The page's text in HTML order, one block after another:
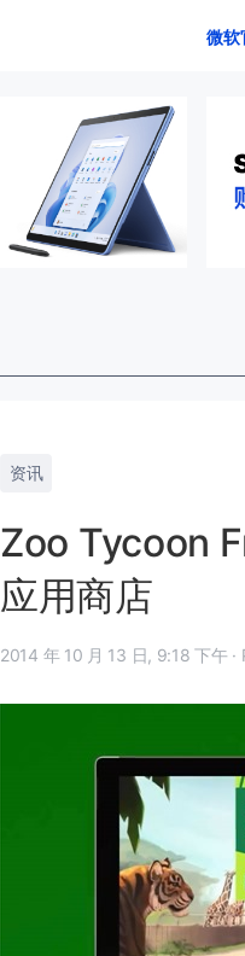
微软
资讯
Zoo Tycoon
应用商店
2014 年 10 月 13 日, 9:18 下午 ·